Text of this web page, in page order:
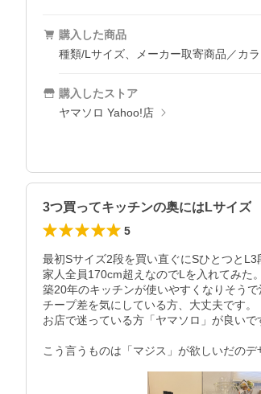
購入した商品
種類/Lサイズ、メーカー取寄商品／カ
購入したストア
ヤマソロ Yahoo!店
3つ買ってキッチンの奥にはLサイズ
5
最初Sサイズ2段を買い直ぐにSひとつと
家人全員170cm超えなのでLを入れてみた
築20年のキッチンが使いやすくなりそう
チープ差を気にしている方、大丈夫です。
お店で迷っている方「ヤマソロ」が良い